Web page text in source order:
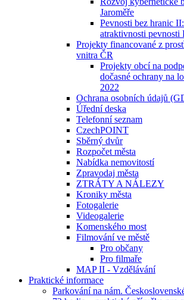
Jaroměře
Pevnosti bez hranic
atraktivnosti pevnosti
Projekty financované z
vnitra ČR
Projekty obcí na
dočasné ochrany na
2022
Ochrana osobních údajů
Úřední deska
Telefonní seznam
CzechPOINT
Sběrný dvůr
Rozpočet města
Nabídka nemovitostí
Zpravodaj města
ZTRÁTY A NÁLEZY
Kroniky města
Fotogalerie
Videogalerie
Komenského most
Filmování ve městě
Pro občany
Pro filmaře
MAP II - Vzdělávání
Praktické informace
Parkování na nám.